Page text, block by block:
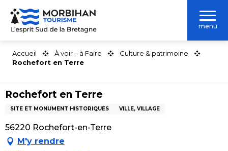
Aller
contenu
menu
Accueil À voir – à Faire
Culture & patrimoine
Rochefort en Terre
Rochefort en Terre
SITE ET MONUMENT HISTORIQUES VILLE, VILLAGE
56220 Rochefort-en-Terre
M'y rendre